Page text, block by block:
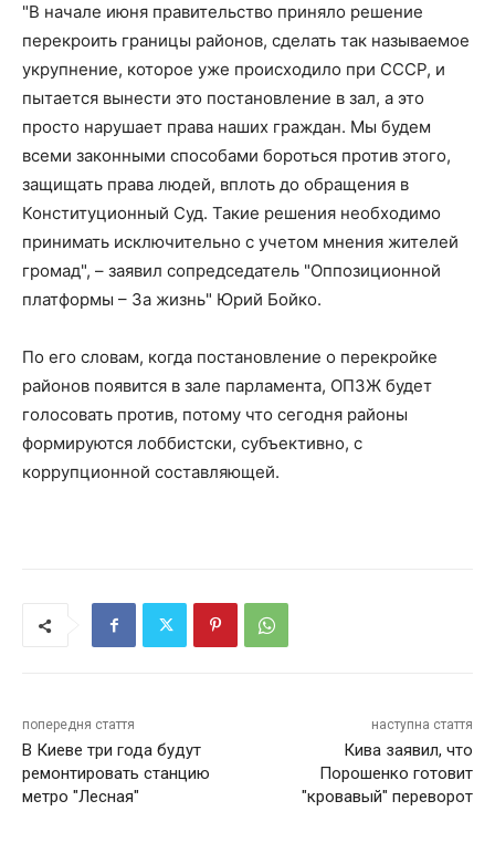
"В начале июня правительство приняло решение
перекроить границы районов, сделать так называемое
укрупнение, которое уже происходило при СССР, и
пытается вынести это постановление в зал, а это
просто нарушает права наших граждан. Мы будем
всеми законными способами бороться против этого,
защищать права людей, вплоть до обращения в
Конституционный Суд. Такие решения необходимо
принимать исключительно с учетом мнения жителей
громад", – заявил сопредседатель "Оппозиционной
платформы – За жизнь" Юрий Бойко.
По его словам, когда постановление о перекройке
районов появится в зале парламента, ОПЗЖ будет
голосовать против, потому что сегодня районы
формируются лоббистски, субъективно, с
коррупционной составляющей.
попередня стаття
В Киеве три года будут
ремонтировать станцию
метро "Лесная"
наступна стаття
Кива заявил, что
Порошенко готовит
"кровавый" переворот